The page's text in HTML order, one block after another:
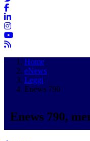
Home
eNews
Leggi
Enews 790
Enews 790,